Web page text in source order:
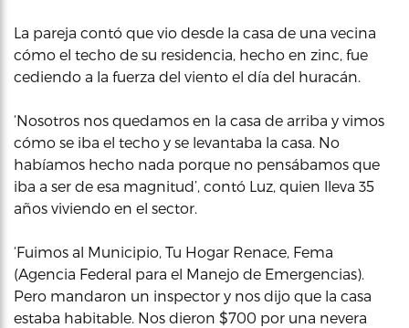
La pareja contó que vio desde la casa de una vecina
cómo el techo de su residencia, hecho en zinc, fue
cediendo a la fuerza del viento el día del huracán.
‘Nosotros nos quedamos en la casa de arriba y vimos
cómo se iba el techo y se levantaba la casa. No
habíamos hecho nada porque no pensábamos que
iba a ser de esa magnitud’, contó Luz, quien lleva 35
años viviendo en el sector.
‘Fuimos al Municipio, Tu Hogar Renace, Fema
(Agencia Federal para el Manejo de Emergencias).
Pero mandaron un inspector y nos dijo que la casa
estaba habitable. Nos dieron $700 por una nevera